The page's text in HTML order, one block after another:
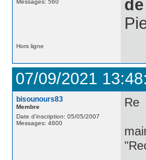
Messages: 560
Hors ligne
07/09/2021
bisounours83
Membre
Date d'inscription: 05/05/2007
Messages: 4600
Re